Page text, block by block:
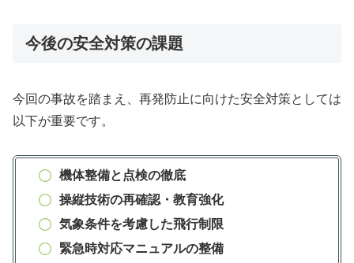
今後の安全対策の課題
今回の事故を踏まえ、再発防止に向けた安全対策としては
以下が重要です。
機体整備と点検の徹底
操縦技術の再確認・教育強化
気象条件を考慮した飛行制限
緊急時対応マニュアルの整備